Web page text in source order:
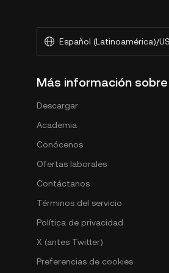
Español (Latinoamérica)/
Más información
Descargar
Academia
Conócenos
Ofertas laborales
Contáctanos
Términos del servicio
Política de privacidad
X (antes Twitter)
Preferencias de cookies